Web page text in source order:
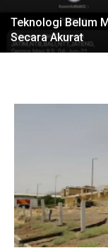
Teknologi Belum
Secara Akurat